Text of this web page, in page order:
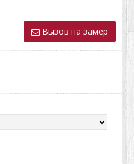
Вызов на замер